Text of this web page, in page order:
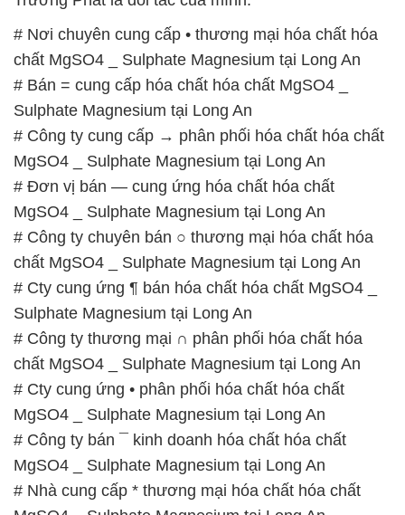
# Công ty chuyên bán ○ thương mại hóa chất hóa
chất MgSO4 _ Sulphate Magnesium tại Long An
# Cty cung ứng ¶ bán hóa chất hóa chất MgSO4 _
Sulphate Magnesium tại Long An
# Công ty thương mại ∩ phân phối hóa chất hóa
chất MgSO4 _ Sulphate Magnesium tại Long An
# Cty cung ứng • phân phối hóa chất hóa chất
MgSO4 _ Sulphate Magnesium tại Long An
# Công ty bán ¯ kinh doanh hóa chất hóa chất
MgSO4 _ Sulphate Magnesium tại Long An
# Nhà cung cấp * thương mại hóa chất hóa chất
MgSO4 _ Sulphate Magnesium tại Long An
# Cung cấp * thương mại hóa chất hóa chất MgSO4
_ Sulphate Magnesium tại Long An
📞 PHÒNG KINH DOANH – CÔNG TY HÓA CHẤT
ĐẮC TRƯỜNG PHÁT
🌐 Website: https://hoachatmientay.com/
📞 Hotline: